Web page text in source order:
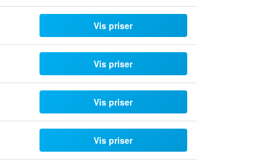
Vis priser
Vis priser
Vis priser
Vis priser